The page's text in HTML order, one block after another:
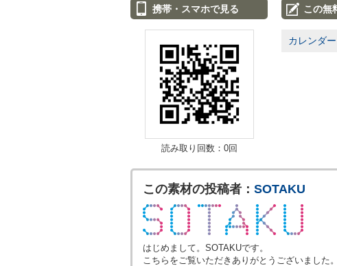
携帯・スマホで見る
読み取り回数：0回
この無
カレンダー
この素材の投稿者： SOTAKU
はじめまして。SOTAKUです。
こちらをご覧いただきありがとうございました。